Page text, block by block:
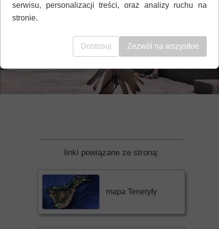
linki powiązane ze stroną:
mapa Teneryfy
serwisu, personalizacji treści, oraz analizy ruchu na
stronie.
Dostosuj Zezwól na wszystkie